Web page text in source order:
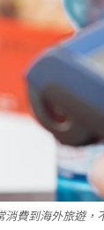
費到海外旅遊